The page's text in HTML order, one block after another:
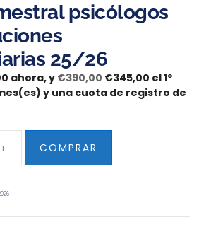
psicólogos
25/26
ahora, y€390,00 €345,00 el 1º
y una cuota de registro de
+ COMPRAR